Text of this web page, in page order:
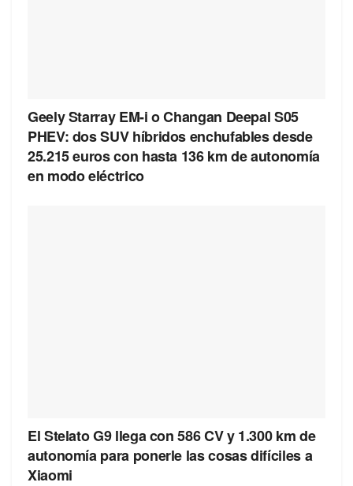
Geely Starray EM-i o Changan Deepal S05
PHEV: dos SUV híbridos enchufables desde
25.215 euros con hasta 136 km de autonomía
en modo eléctrico
El Stelato G9 llega con 586 CV y 1.300 km de
autonomía para ponerle las cosas difíciles a
Xiaomi